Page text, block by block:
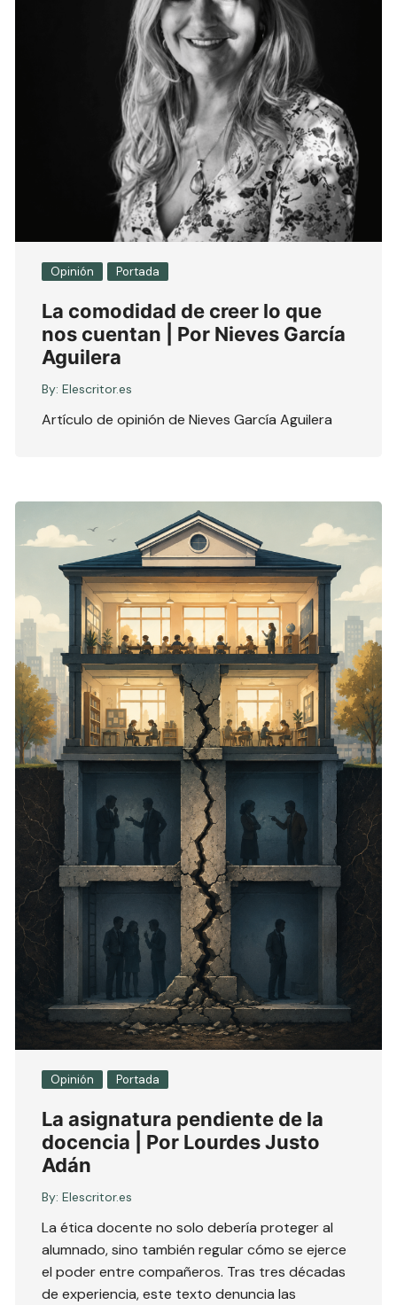
Opinión Portada
La comodidad de creer lo que
nos cuentan | Por Nieves García
Aguilera
By: Elescritor.es
Artículo de opinión de Nieves García Aguilera
Opinión Portada
La asignatura pendiente de la
docencia | Por Lourdes Justo
Adán
By: Elescritor.es
La ética docente no solo debería proteger al
alumnado, sino también regular cómo se ejerce
el poder entre compañeros. Tras tres décadas
de experiencia, este texto denuncia las